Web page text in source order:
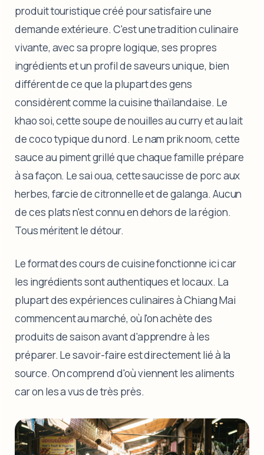
produit touristique créé pour satisfaire une
demande extérieure. C'est une tradition culinaire
vivante, avec sa propre logique, ses propres
ingrédients et un profil de saveurs unique, bien
différent de ce que la plupart des gens
considèrent comme la cuisine thaïlandaise. Le
khao soi, cette soupe de nouilles au curry et au lait
de coco typique du nord. Le nam prik noom, cette
sauce au piment grillé que chaque famille prépare
à sa façon. Le sai oua, cette saucisse de porc aux
herbes, farcie de citronnelle et de galanga. Aucun
de ces plats n'est connu en dehors de la région.
Tous méritent le détour.
Le format des cours de cuisine fonctionne ici car
les ingrédients sont authentiques et locaux. La
plupart des expériences culinaires à Chiang Mai
commencent au marché, où l'on achète des
produits de saison avant d'apprendre à les
préparer. Le savoir-faire est directement lié à la
source. On comprend d'où viennent les aliments
car on les a vus de très près.